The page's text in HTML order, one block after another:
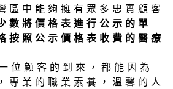
區中能夠擁有眾多忠實顧客
數將價格表進行公示的單
按照公示價格表收費的醫療
位顧客的到來，都能因為
專業的職業素養，溫馨的人